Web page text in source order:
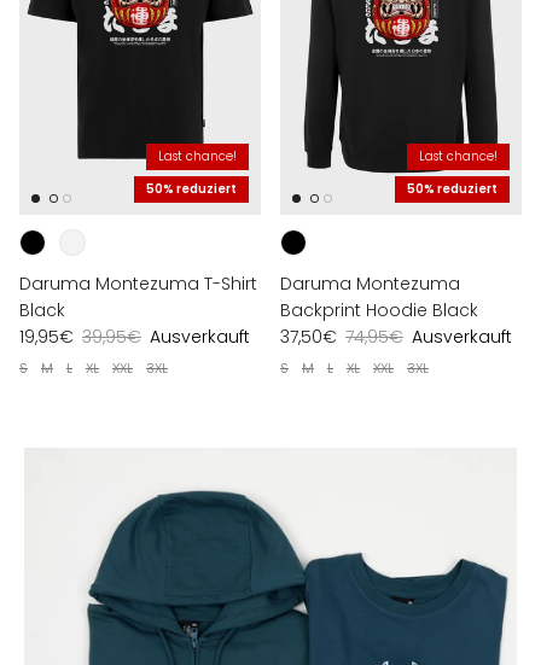
Last chance!
50% reduziert
Daruma Montezuma T-Shirt
Black
19,95€ 39,95€ Ausverkauft
S M L XL XXL 3XL
Last chance!
50% reduziert
Daruma Montezuma
Backprint Hoodie Black
37,50€ 74,95€ Ausverkauft
S M L XL XXL 3XL